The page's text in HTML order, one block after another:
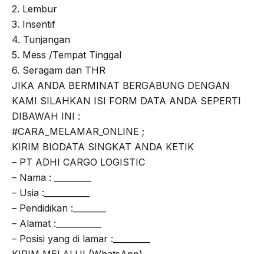
2. Lembur
3. Insentif
4. Tunjangan
5. Mess /Tempat Tinggal
6. Seragam dan THR
JIKA ANDA BERMINAT BERGABUNG DENGAN
KAMI SILAHKAN ISI FORM DATA ANDA SEPERTI
DIBAWAH INI :
#CARA_MELAMAR_ONLINE ;
KIRIM BIODATA SINGKAT ANDA KETIK
– PT ADHI CARGO LOGISTIC
– Nama : _________
– Usia :___________
– Pendidikan :________
– Alamat :___________
– Posisi yang di lamar :_________